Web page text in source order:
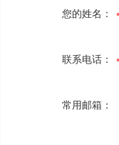
您的姓名：
联系电话：
常用邮箱：